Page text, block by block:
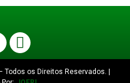
Todos os Direitos Reservados. |